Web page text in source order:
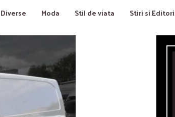
Diverse Moda Stil de viata Stiri si